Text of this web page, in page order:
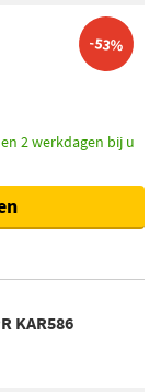
-53%
2 werkdagen bij u
KAR586